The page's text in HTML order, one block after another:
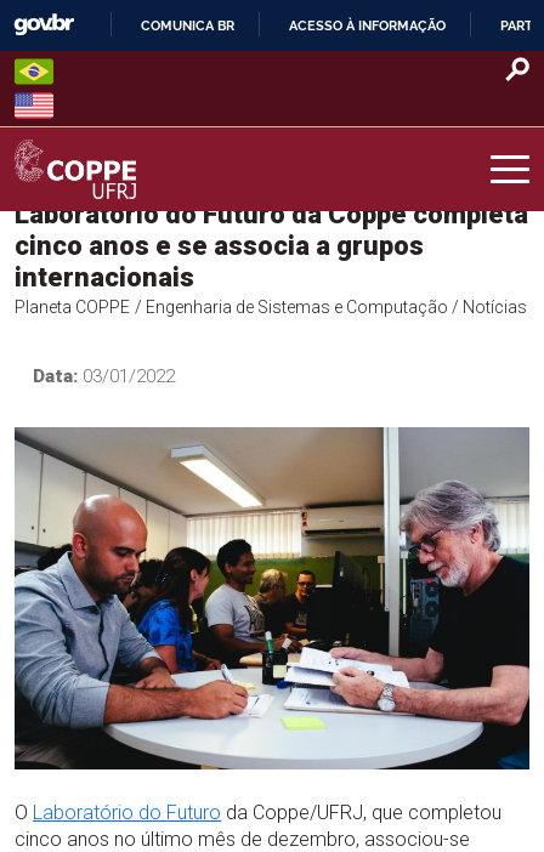
Skip
content
O
COMUNICA BR ACESSO À INFORMAÇÃO
COPPE – UFRJ
Laboratório do Futuro da Coppe completa
cinco anos e se associa a grupos
internacionais
Planeta COPPE / Engenharia de Sistemas e Computação / Notícias
Data: 03/01/2022
O Laboratório do Futuro da Coppe/UFRJ, que completou
cinco anos no último mês de dezembro, associou-se